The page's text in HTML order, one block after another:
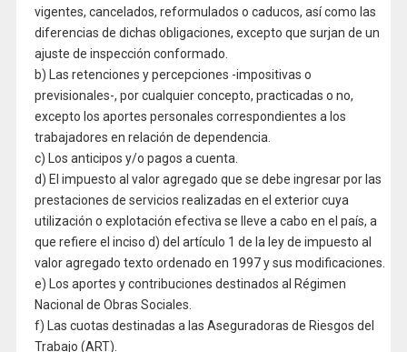
vigentes, cancelados, reformulados o caducos, así como las
diferencias de dichas obligaciones, excepto que surjan de un
ajuste de inspección conformado.
b) Las retenciones y percepciones -impositivas o
previsionales-, por cualquier concepto, practicadas o no,
excepto los aportes personales correspondientes a los
trabajadores en relación de dependencia.
c) Los anticipos y/o pagos a cuenta.
d) El impuesto al valor agregado que se debe ingresar por las
prestaciones de servicios realizadas en el exterior cuya
utilización o explotación efectiva se lleve a cabo en el país, a
que refiere el inciso d) del artículo 1 de la ley de impuesto al
valor agregado texto ordenado en 1997 y sus modificaciones.
e) Los aportes y contribuciones destinados al Régimen
Nacional de Obras Sociales.
f) Las cuotas destinadas a las Aseguradoras de Riesgos del
Trabajo (ART).